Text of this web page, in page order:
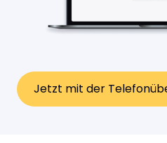
Jetzt mit der